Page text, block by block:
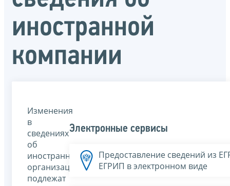
иностранной
компании
Изменения
в
сведениях
об
иностранных
организациях
подлежат
Электронные сервисы
Предоставление сведений из
ЕГРИП в электронном виде